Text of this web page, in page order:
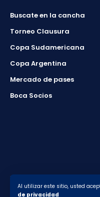
Al utilizar este sitio, usted
de privacidad
Buscate en la cancha
Torneo Clausura
Copa Sudamericana
Copa Argentina
Mercado de pases
Boca Socios
© 2010-2026